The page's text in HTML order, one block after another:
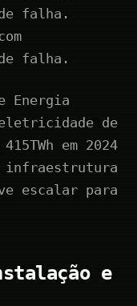
falha.
falha.
Energia
de
em 2024
infraestrutura
escalar para
e